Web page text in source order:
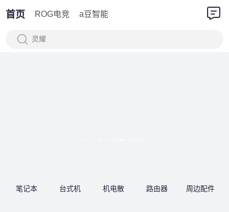
首页 ROG电竞 a豆智能
灵耀
笔记本 台式机 机电散 路由器 周边配件